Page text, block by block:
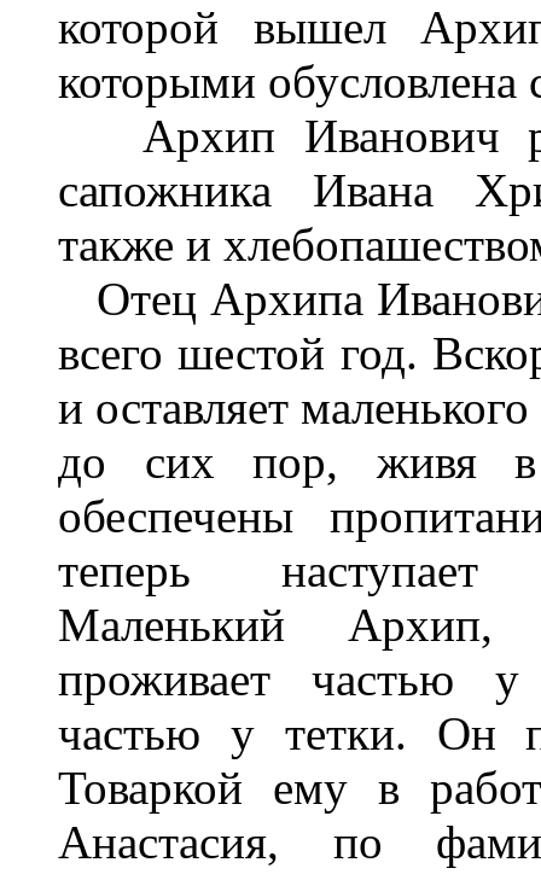
которой вышел
которыми обусловлена
Архип Иванович
сапожника Ивана
также и
Отец Архипа
всего шестой год.
и оставляет
до сих пор, живя
обеспечены
теперь наступает
Маленький Архип,
проживает частью
частью у тетки. Он
Товаркой ему в
Анастасия, по